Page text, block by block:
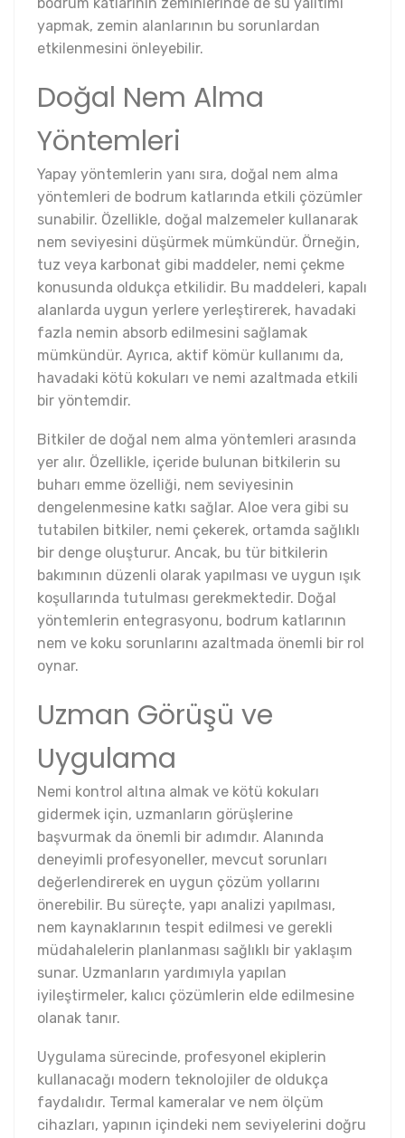
yapmak, zemin alanlarının bu sorunlardan
etkilenmesini önleyebilir.
Doğal Nem Alma
Yöntemleri
Yapay yöntemlerin yanı sıra, doğal nem alma
yöntemleri de bodrum katlarında etkili çözümler
sunabilir. Özellikle, doğal malzemeler kullanarak
nem seviyesini düşürmek mümkündür. Örneğin,
tuz veya karbonat gibi maddeler, nemi çekme
konusunda oldukça etkilidir. Bu maddeleri, kapalı
alanlarda uygun yerlere yerleştirerek, havadaki
fazla nemin absorb edilmesini sağlamak
mümkündür. Ayrıca, aktif kömür kullanımı da,
havadaki kötü kokuları ve nemi azaltmada etkili
bir yöntemdir.
Bitkiler de doğal nem alma yöntemleri arasında
yer alır. Özellikle, içeride bulunan bitkilerin su
buharı emme özelliği, nem seviyesinin
dengelenmesine katkı sağlar. Aloe vera gibi su
tutabilen bitkiler, nemi çekerek, ortamda sağlıklı
bir denge oluşturur. Ancak, bu tür bitkilerin
bakımının düzenli olarak yapılması ve uygun ışık
koşullarında tutulması gerekmektedir. Doğal
yöntemlerin entegrasyonu, bodrum katlarının
nem ve koku sorunlarını azaltmada önemli bir rol
oynar.
Uzman Görüşü ve
Uygulama
Nemi kontrol altına almak ve kötü kokuları
gidermek için, uzmanların görüşlerine
başvurmak da önemli bir adımdır. Alanında
deneyimli profesyoneller, mevcut sorunları
değerlendirerek en uygun çözüm yollarını
önerebilir. Bu süreçte, yapı analizi yapılması,
nem kaynaklarının tespit edilmesi ve gerekli
müdahalelerin planlanması sağlıklı bir yaklaşım
sunar. Uzmanların yardımıyla yapılan
iyileştirmeler, kalıcı çözümlerin elde edilmesine
olanak tanır.
Uygulama sürecinde, profesyonel ekiplerin
kullanacağı modern teknolojiler de oldukça
faydalıdır. Termal kameralar ve nem ölçüm
cihazları, yapının içindeki nem seviyelerini doğru